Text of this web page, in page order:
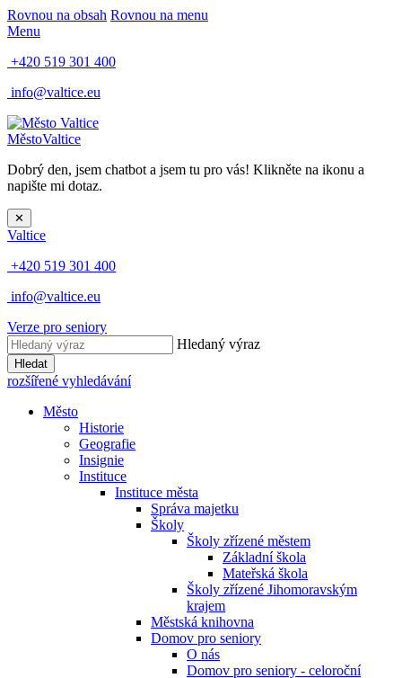
Rovnou na obsah Rovnou na menu
Menu
+420 519 301 400
info@valtice.eu
MěstoValtice
Dobrý den, jsem chatbot a jsem tu pro vás! Klikněte na ikonu a
napište mi dotaz.
✕
Valtice
+420 519 301 400
info@valtice.eu
Verze pro seniory
Hledaný výraz
Hledat
rozšířené vyhledávání
Město
Historie
Geografie
Insignie
Instituce
Instituce města
Správa majetku
Školy
Školy zřízené městem
Základní škola
Mateřská škola
Školy zřízené Jihomoravským
krajem
Městská knihovna
Domov pro seniory
O nás
Domov pro seniory - celoroční